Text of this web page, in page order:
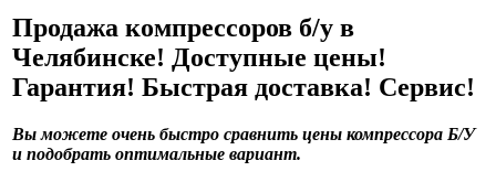
Продажа компрессоров б/у в
Челябинске! Доступные цены!
Гарантия! Быстрая доставка! Сервис!
Вы можете очень быстро сравнить цены компрессора Б/У
и подобрать оптимальные вариант.